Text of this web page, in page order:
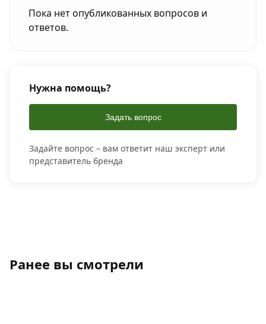
Пока нет опубликованных вопросов и
ответов.
Нужна помощь?
Задать вопрос
Задайте вопрос – вам ответит наш эксперт или
представитель бренда
Ранее вы смотрели